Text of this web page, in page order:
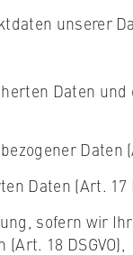
unserer
Daten und
Daten
Daten (Art. 17
sofern wir
18 DSGVO),